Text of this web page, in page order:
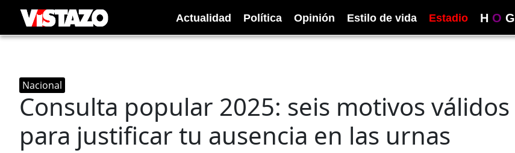
Actualidad Política Opinión Estilo de vida Estadio H O G
Nacional
Consulta popular 2025: seis motivos válidos
para justificar tu ausencia en las urnas